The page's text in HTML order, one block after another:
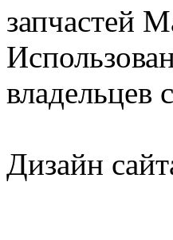
запчастей
владельцев
Дизайн